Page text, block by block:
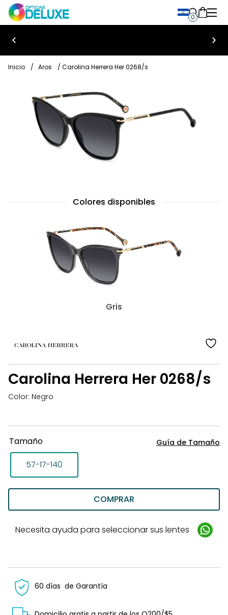
0
Bienvenido a Ópticas Deluxe
Inicio / Aros / Carolina Herrera Her 0268/s
Colores disponibles
Carolina
Gris
Carolina Herrera Her 0268/s
Color: Negro
Guía de Tamaño
Tamaño
57-17-140
COMPRAR
Necesita ayuda para seleccionar sus lentes
60 días de Garantía